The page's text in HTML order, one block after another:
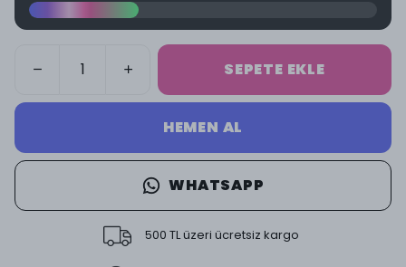
SEPETE EKLE
HEMEN AL
WHATSAPP
500 TL üzeri ücretsiz kargo